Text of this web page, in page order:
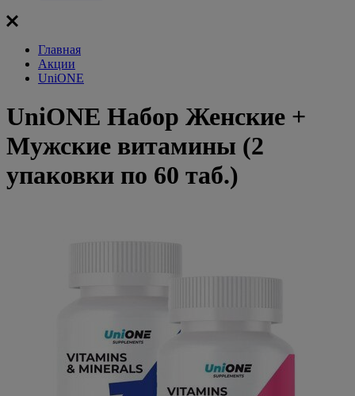
Главная
Акции
UniONE
UniONE Набор Женские +
Мужские витамины (2
упаковки по 60 таб.)